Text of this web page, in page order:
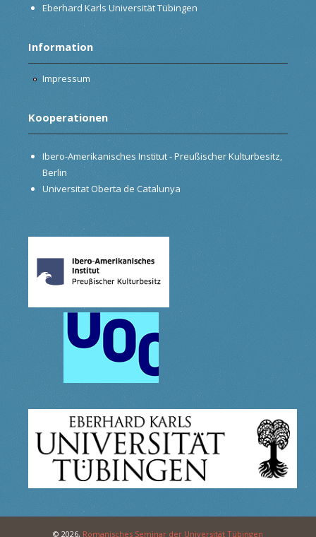
Eberhard Karls Universität Tübingen
Information
Impressum
Kooperationen
Ibero-Amerikanisches Institut - Preußischer Kulturbesitz,
Berlin
Universitat Oberta de Catalunya
© 2026, Romanisches Seminar der Universität Tübingen